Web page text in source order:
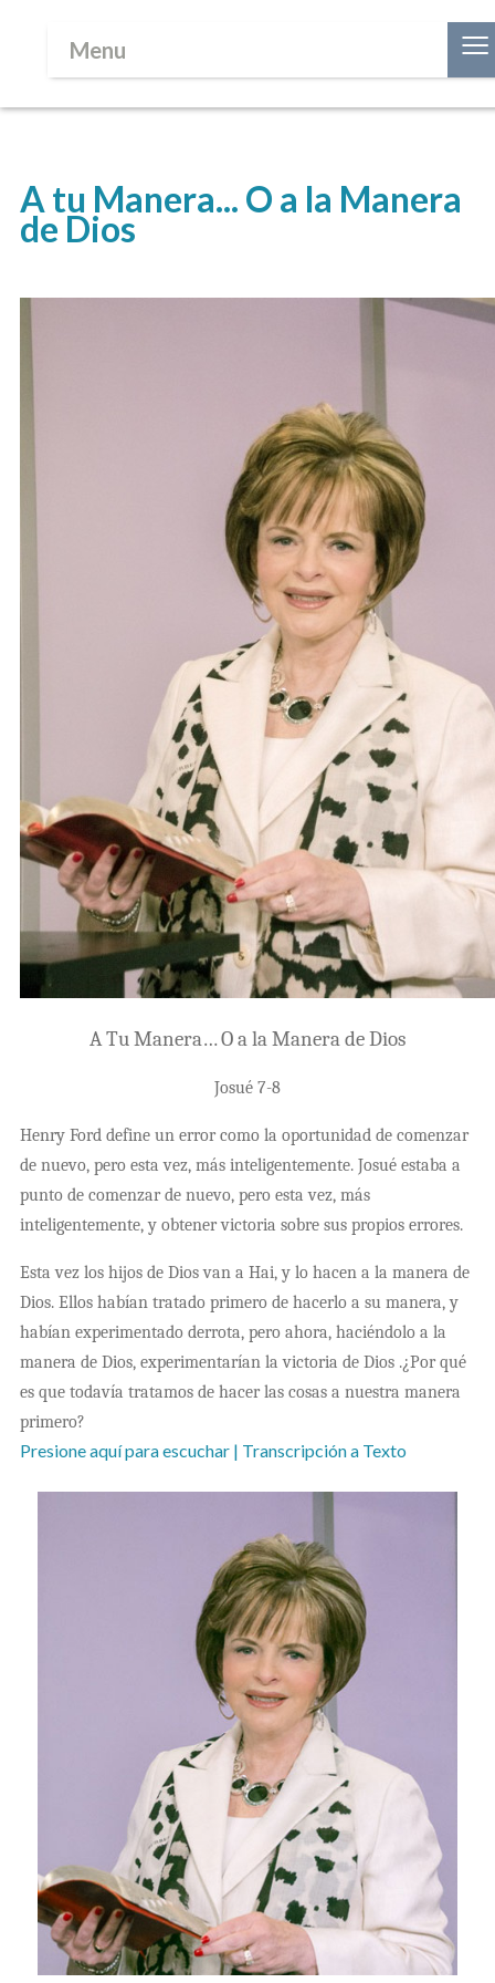
Menu ≡
A tu Manera... O a la Manera
de Dios
A Tu Manera… O a la Manera de Dios
Josué 7-8
Henry Ford define un error como la oportunidad de comenzar
de nuevo, pero esta vez, más inteligentemente. Josué estaba a
punto de comenzar de nuevo, pero esta vez, más
inteligentemente, y obtener victoria sobre sus propios errores.
Esta vez los hijos de Dios van a Hai, y lo hacen a la manera de
Dios. Ellos habían tratado primero de hacerlo a su manera, y
habían experimentado derrota, pero ahora, haciéndolo a la
manera de Dios, experimentarían la victoria de Dios .¿Por qué
es que todavía tratamos de hacer las cosas a nuestra manera
primero?
Presione aquí para escuchar | Transcripción a Texto